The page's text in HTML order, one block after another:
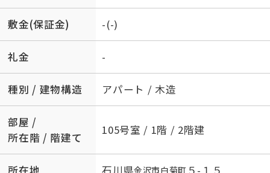
敷金(保証金) -(-)
礼金 -
種別 / 建物構造 アパート / 木造
部屋 /
所在階 / 階建て
105号室 / 1階 / 2階建
所在地 石川県金沢市白菊町 ５-１５